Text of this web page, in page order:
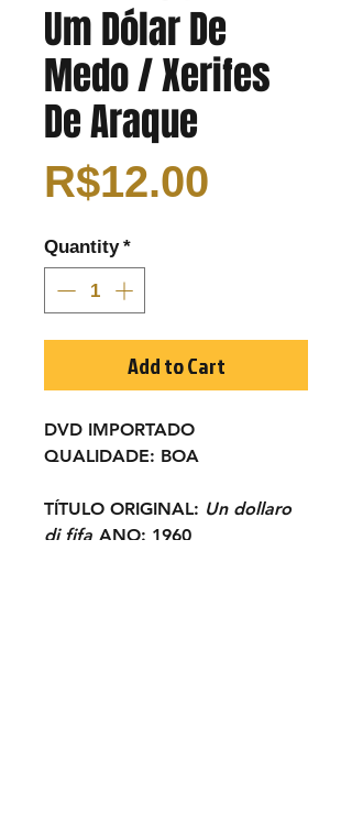
Um Dólar De
Medo / Xerifes
De Araque
R$12.00
Quantity *
Add to Cart
DVD IMPORTADO
QUALIDADE: BOA
TÍTULO ORIGINAL: Un dollaro
di fifa ANO: 1960